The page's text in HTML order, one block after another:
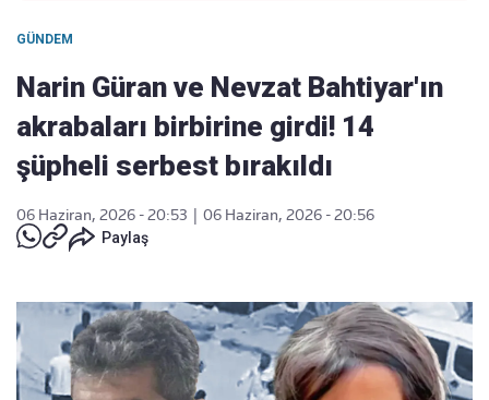
GÜNDEM
Narin Güran ve Nevzat Bahtiyar'ın
akrabaları birbirine girdi! 14
şüpheli serbest bırakıldı
06 Haziran, 2026 - 20:53
06 Haziran, 2026 - 20:56
Paylaş